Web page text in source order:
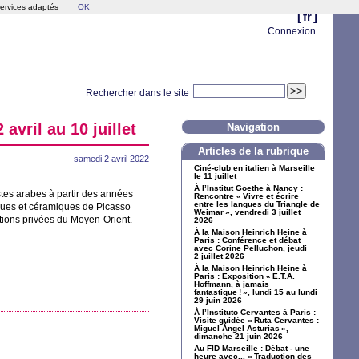
[ fr ]
Connexion
Rechercher dans le site
avril au 10 juillet
samedi 2 avril 2022
arabes à partir des années
et céramiques de Picasso
privées du Moyen-Orient.
Navigation
Articles de la rubrique
Ciné-club en italien à Marseille
le 11 juillet
À l’Institut Goethe à Nancy :
Rencontre « Vivre et écrire
entre les langues du Triangle de
Weimar», vendredi 3 juillet
2026
À la Maison Heinrich Heine à
Paris : Conférence et débat
avec Corine Pelluchon, jeudi
2 juillet 2026
À la Maison Heinrich Heine à
Paris : Exposition « E.T.A.
Hoffmann, à jamais
fantastique !», lundi 15 au lundi
29 juin 2026
À l’Instituto Cervantes à París :
Visite guidée « Ruta Cervantes :
Miguel Ángel Asturias »,
dimanche 21 juin 2026
Au FID Marseille : Débat - une
heure avec... « Traduction des
adaptés OK